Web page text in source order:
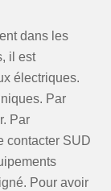
dans les
il est
électriques.
Par
Par
contacter SUD
Pour avoir